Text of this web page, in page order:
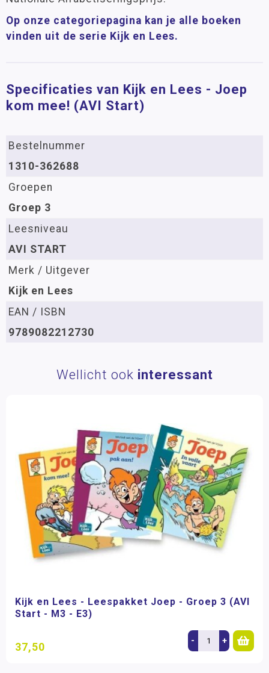
Op onze categoriepagina kan je alle boeken
vinden uit de serie Kijk en Lees.
Specificaties van Kijk en Lees - Joep
kom mee! (AVI Start)
Bestelnummer
1310-362688
Groepen
Groep 3
Leesniveau
AVI START
Merk / Uitgever
Kijk en Lees
EAN / ISBN
9789082212730
Wellicht ook interessant
Kijk en Lees - Leespakket Joep - Groep 3 (AVI
Start - M3 - E3)
37,50 - +